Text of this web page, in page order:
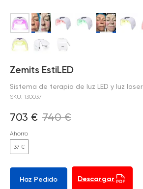
Zemits EstiLED
Sistema de terapia de luz LED y luz laser
SKU: 130037
703 € 740 €
Ahorro
37 €
Haz Pedido Descargar